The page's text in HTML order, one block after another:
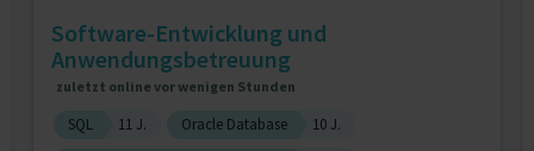
Software-Entwicklung und
Anwendungsbetreuung
zuletzt online vor wenigen Stunden
SQL 11 J. Oracle Database
10 J.